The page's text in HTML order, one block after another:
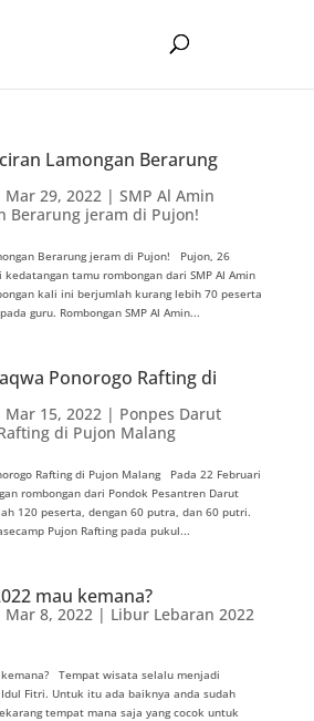
Lamongan Berarung
Mar 29, 2022| SMP Al Amin
Berarung jeram di Pujon!
Berarung jeram di Pujon! Pujon, 26
tamu rombongan dari SMP Al Amin
kali ini berjumlah kurang lebih 70 peserta
guru. Rombongan SMP Al Amin...
Ponorogo Rafting di
Mar 15, 2022| Ponpes Darut
di Pujon Malang
Rafting di Pujon Malang Pada 22 Februari
rombongan dari Pondok Pesantren Darut
120 peserta, dengan 60 putra, dan 60 putri.
Pujon Rafting pada pukul...
mau kemana?
Mar 8, 2022| Libur Lebaran 2022
Tempat wisata selalu menjadi
Fitri. Untuk itu ada baiknya anda sudah
tempat mana saja yang cocok untuk